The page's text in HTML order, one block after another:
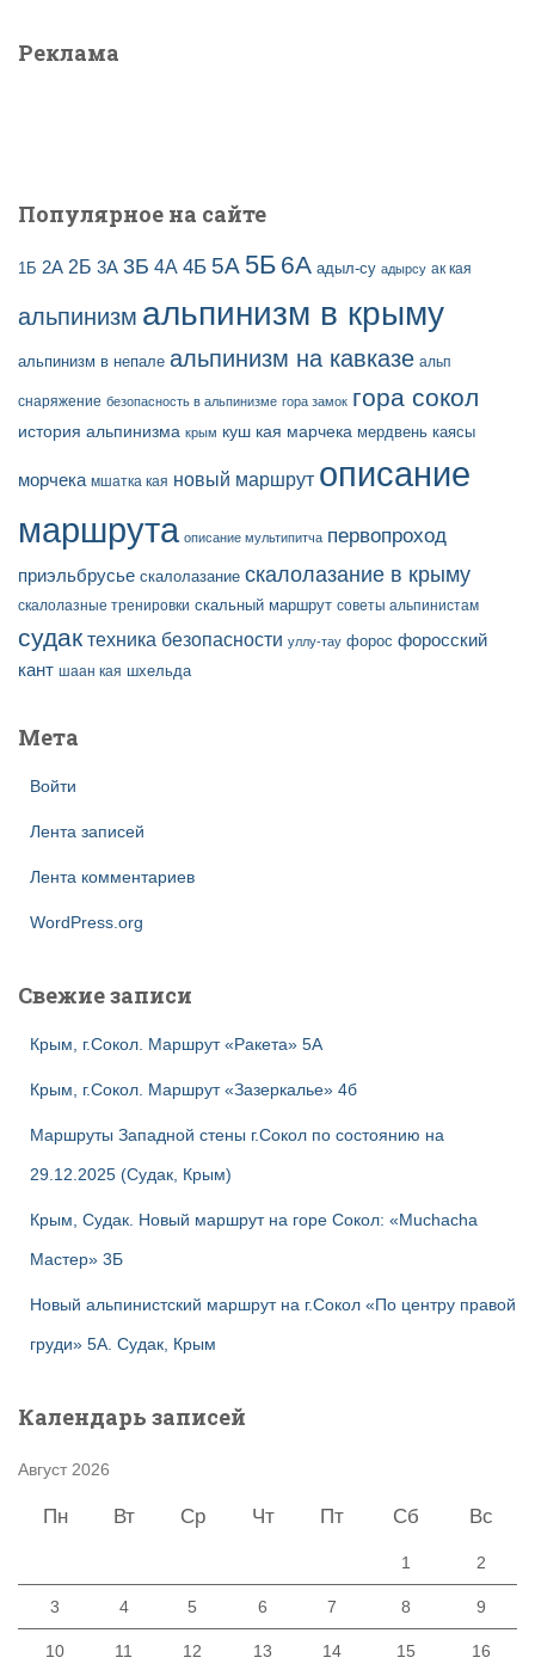
п
:Реклама
Популярное на сайте
1Б 2А 2Б 3А 3Б 4А 4Б 5А 5Б 6А адыл-су адырсу ак кая
альпинизм альпинизм в крыму
альпинизм в непале альпинизм на кавказе альп
снаряжение безопасность в альпинизме гора замок гора сокол
история альпинизма крым куш кая марчека мердвень каясы
морчека мшатка кая новый маршрут описание
маршрута описание мультипитча первопроход
приэльбрусье скалолазание скалолазание в крыму
скалолазные тренировки скальный маршрут советы альпинистам
судак техника безопасности уллу-тау форос форосский
кант шаан кая шхельда
Мета
Войти
Лента записей
Лента комментариев
WordPress.org
Свежие записи
Крым, г.Сокол. Маршрут «Ракета» 5А
Крым, г.Сокол. Маршрут «Зазеркалье» 4б
Маршруты Западной стены г.Сокол по состоянию на
29.12.2025 (Судак, Крым)
Крым, Судак. Новый маршрут на горе Сокол: «Muchacha
Мастер» 3Б
Новый альпинистский маршрут на г.Сокол «По центру правой
груди» 5А. Судак, Крым
Календарь записей
Август 2026
Пн Вт Ср Чт Пт Сб Вс
1 2
3 4 5 6 7 8 9
10 11 12 13 14 15 16